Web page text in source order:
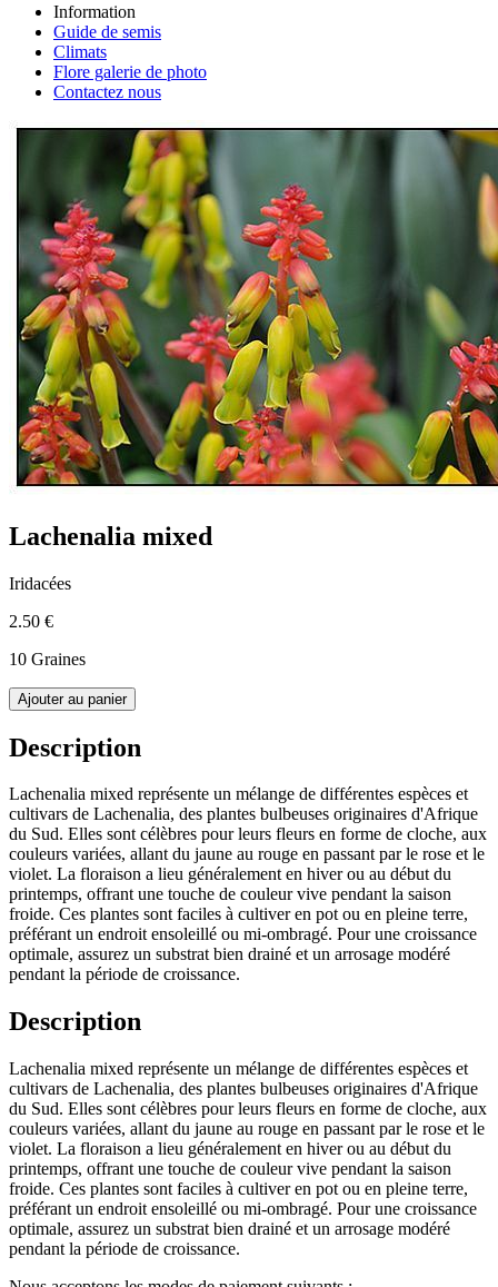
Information
Guide de semis
Climats
Flore galerie de photo
Contactez nous
Lachenalia mixed
Iridacées
2.50 €
10 Graines
Ajouter au panier
Description
Lachenalia mixed représente un mélange de différentes espèces et
cultivars de Lachenalia, des plantes bulbeuses originaires d'Afrique
du Sud. Elles sont célèbres pour leurs fleurs en forme de cloche, aux
couleurs variées, allant du jaune au rouge en passant par le rose et le
violet. La floraison a lieu généralement en hiver ou au début du
printemps, offrant une touche de couleur vive pendant la saison
froide. Ces plantes sont faciles à cultiver en pot ou en pleine terre,
préférant un endroit ensoleillé ou mi-ombragé. Pour une croissance
optimale, assurez un substrat bien drainé et un arrosage modéré
pendant la période de croissance.
Description
Lachenalia mixed représente un mélange de différentes espèces et
cultivars de Lachenalia, des plantes bulbeuses originaires d'Afrique
du Sud. Elles sont célèbres pour leurs fleurs en forme de cloche, aux
couleurs variées, allant du jaune au rouge en passant par le rose et le
violet. La floraison a lieu généralement en hiver ou au début du
printemps, offrant une touche de couleur vive pendant la saison
froide. Ces plantes sont faciles à cultiver en pot ou en pleine terre,
préférant un endroit ensoleillé ou mi-ombragé. Pour une croissance
optimale, assurez un substrat bien drainé et un arrosage modéré
pendant la période de croissance.